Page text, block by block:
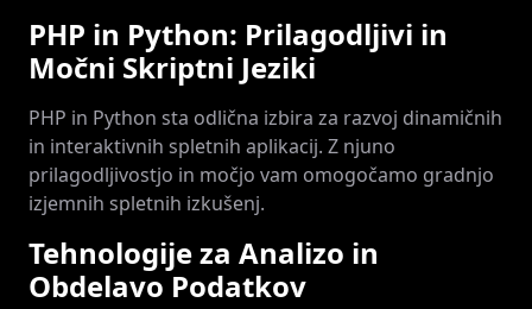
PHP in Python: Prilagodljivi in
Močni Skriptni Jeziki
PHP in Python sta odlična izbira za razvoj dinamičnih
in interaktivnih spletnih aplikacij. Z njuno
prilagodljivostjo in močjo vam omogočamo gradnjo
izjemnih spletnih izkušenj.
Tehnologije za Analizo in
Obdelavo Podatkov